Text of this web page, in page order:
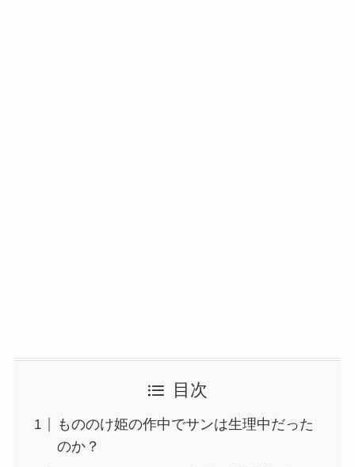
目次
もののけ姫の作中でサンは生理中だった
のか？